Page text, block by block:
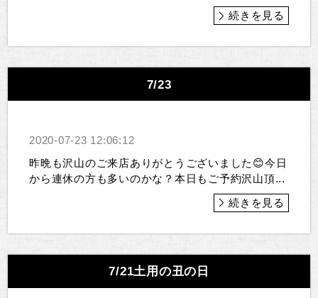
続きを見る
7/23
2020-07-23 12:06:12
昨晩も沢山のご来店ありがとうございました😊今日
から連休の方も多いのかな？本日もご予約沢山頂...
続きを見る
7/21土用の丑の日